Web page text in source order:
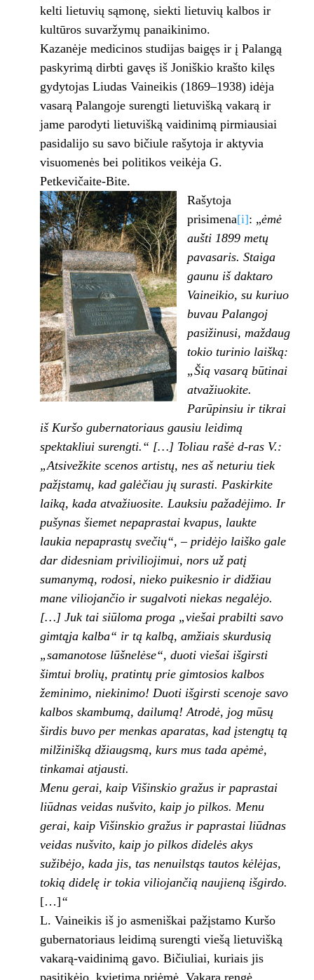
kelti lietuvių sąmonę, siekti lietuvių kalbos ir
kultūros suvaržymų panaikinimo.
Kazanėje medicinos studijas baigęs ir į Palangą
paskyrimą dirbti gavęs iš Joniškio krašto kilęs
gydytojas Liudas Vaineikis (1869–1938) idėja
vasarą Palangoje surengti lietuvišką vakarą ir
jame parodyti lietuvišką vaidinimą pirmiausiai
pasidalijo su savo bičiule rašytoja ir aktyvia
visuomenės bei politikos veikėja G.
Petkevičaite-Bite.
Rašytoja
prisimena[i]: „ėmė
aušti 1899 metų
pavasaris. Staiga
gaunu iš daktaro
Vaineikio, su kuriuo
buvau Palangoj
pasižinusi, maždaug
tokio turinio laišką:
„Šią vasarą būtinai
atvažiuokite.
Parūpinsiu ir tikrai
iš Kuršo gubernatoriaus gausiu leidimą
spektakliui surengti.“ […] Toliau rašė d-ras V.:
„Atsivežkite scenos artistų, nes aš neturiu tiek
pažįstamų, kad galėčiau jų surasti. Paskirkite
laiką, kada atvažiuosite. Lauksiu pažadėjimo. Ir
pušynas šiemet nepaprastai kvapus, laukte
laukia nepaprastų svečių“, – pridėjo laiško gale
dar didesniam priviliojimui, nors už patį
sumanymą, rodosi, nieko puikesnio ir didžiau
mane viliojančio ir sugalvoti niekas negalėjo.
[…] Juk tai siūloma proga „viešai prabilti savo
gimtąja kalba“ ir tą kalbą, amžiais skurdusią
„samanotose lūšnelėse“, duoti viešai išgirsti
šimtui brolių, pratintų prie gimtosios kalbos
žeminimo, niekinimo! Duoti išgirsti scenoje savo
kalbos skambumą, dailumą! Atrodė, jog mūsų
širdis buvo per menkas aparatas, kad įstengtų tą
milžinišką džiaugsmą, kurs mus tada apėmė,
tinkamai atjausti.
Menu gerai, kaip Višinskio gražus ir paprastai
liūdnas veidas nušvito, kaip jo pilkos. Menu
gerai, kaip Višinskio gražus ir paprastai liūdnas
veidas nušvito, kaip jo pilkos didelės akys
sužibėjo, kada jis, tas nenuilstąs tautos kėlėjas,
tokią didelę ir tokia viliojančią naujieną išgirdo.
[…]“
L. Vaineikis iš jo asmeniškai pažįstamo Kuršo
gubernatoriaus leidimą surengti viešą lietuvišką
vakarą-vaidinimą gavo. Bičiuliai, kuriais jis